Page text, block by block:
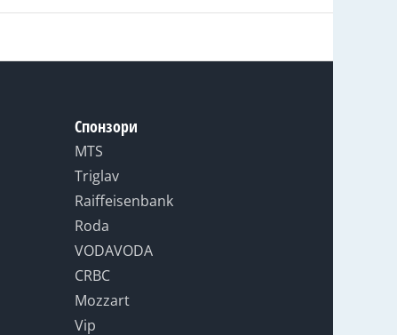
Спонзори
MTS
Triglav
Raiffeisenbank
Roda
VODAVODA
CRBC
Mozzart
Vip